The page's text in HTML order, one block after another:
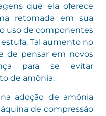
que ela oferece
retomada em sua
uso de componentes
Tal aumento no
de pensar em novos
para se evitar
de amônia.
adoção de amônia
de compressão